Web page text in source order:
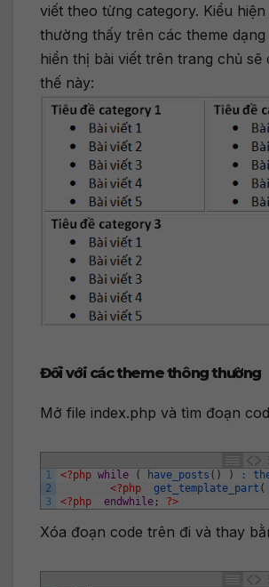
viết theo từng category. Kiểu
thường thấy trên các theme dạng
hiển thị bài viết trên trang chủ sẽ
thế này:
Đối với các theme thông thường
Mở file index.php và tìm đoạn
1
2
3
<?php while ( have_posts ( ) ) :
<?php
get_template_part (
<?php
endwhile ; ?>
Xóa đoạn code trên đi và thay